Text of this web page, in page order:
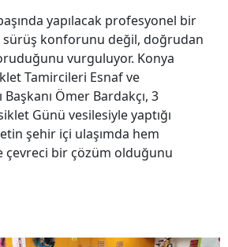
yapılacak profesyonel bir
konforunu değil, doğrudan
vurguluyor. Konya
Tamircileri Esnaf ve
Ömer Bardakçı, 3
Günü vesilesiyle yaptığı
şehir içi ulaşımda hem
çevreci bir çözüm olduğunu